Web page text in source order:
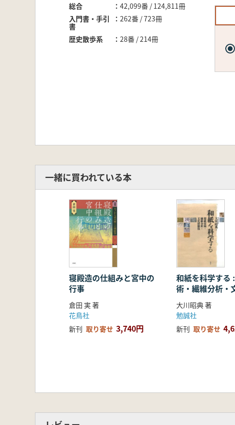
総合
42,099番 / 124,811冊
入門書・手引
書
262番 / 723冊
歴史散歩系 28番 / 214冊
一緒に買われている本
寝殿造の仕組みと宮中の
行事
倉田 実 著
花鳥社
新刊 取り寄せ 3,740円
和紙を科学する
術・繊維分析・
復
大川昭典 著
勉誠社
新刊 取り寄せ